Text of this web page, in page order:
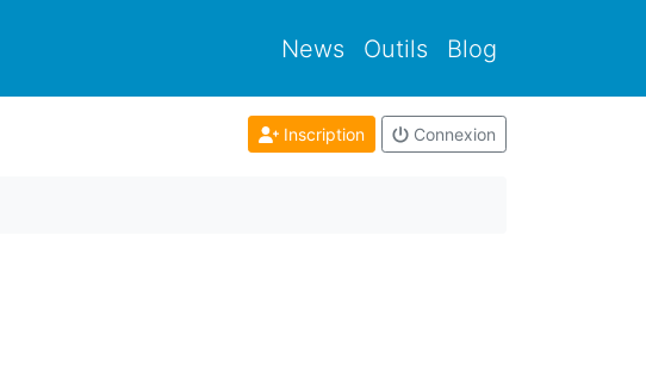
News Outils Blog
Inscription Connexion